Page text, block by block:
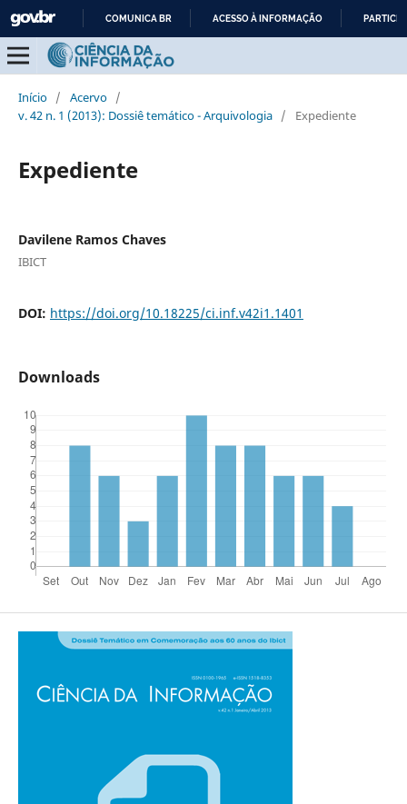
COMUNICA BR ACESSO À INFORMAÇÃO
Início / Acervo /
v. 42 n. 1 (2013): Dossiê temático - Arquivologia / Expediente
Expediente
Davilene Ramos Chaves
IBICT
DOI: https://doi.org/10.18225/ci.inf.v42i1.1401
Downloads